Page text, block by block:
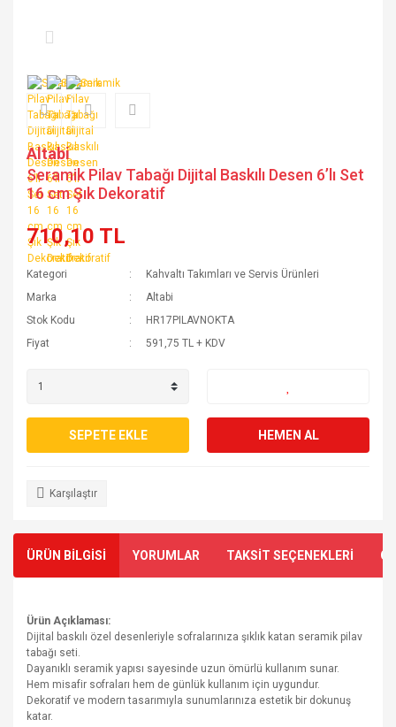
Altabi
Seramik Pilav Tabağı Dijital Baskılı Desen 6’lı Set
16 cm Şık Dekoratif
710,10 TL
Kategori
Kahvaltı Takımları ve Servis Ürünleri
Marka
Altabi
Stok Kodu
HR17PILAVNOKTA
Fiyat
591,75 TL + KDV
SEPETE EKLE HEMEN AL
Karşılaştır
ÜRÜN BİLGİSİ YORUMLAR TAKSİT SEÇENEKLERİ
Ürün Açıklaması:
Dijital baskılı özel desenleriyle sofralarınıza şıklık katan seramik pilav
tabağı seti.
Dayanıklı seramik yapısı sayesinde uzun ömürlü kullanım sunar.
Hem misafir sofraları hem de günlük kullanım için uygundur.
Dekoratif ve modern tasarımıyla sunumlarınıza estetik bir dokunuş
katar.